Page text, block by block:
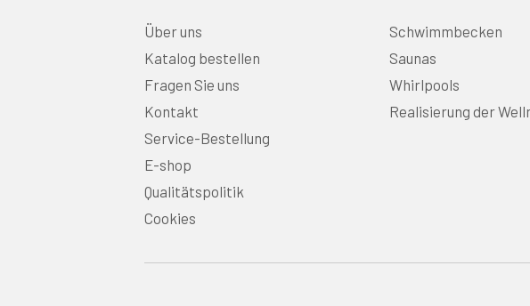
Über uns
Katalog bestellen
Fragen Sie uns
Kontakt
Service-Bestellung
E-shop
Qualitätspolitik
Cookies
Schwimmbecken
Saunas
Whirlpools
Realisierung der